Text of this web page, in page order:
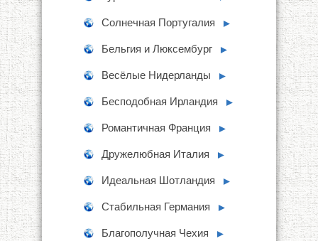
Солнечная Португалия ►
Бельгия и Люксембург ►
Весёлые Нидерланды ►
Бесподобная Ирландия ►
Романтичная Франция ►
Дружелюбная Италия ►
Идеальная Шотландия ►
Стабильная Германия ►
Благополучная Чехия ►